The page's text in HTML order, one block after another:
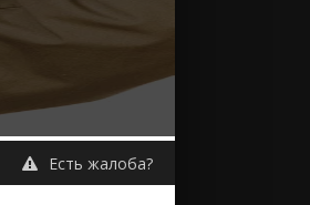
Есть жалоба?